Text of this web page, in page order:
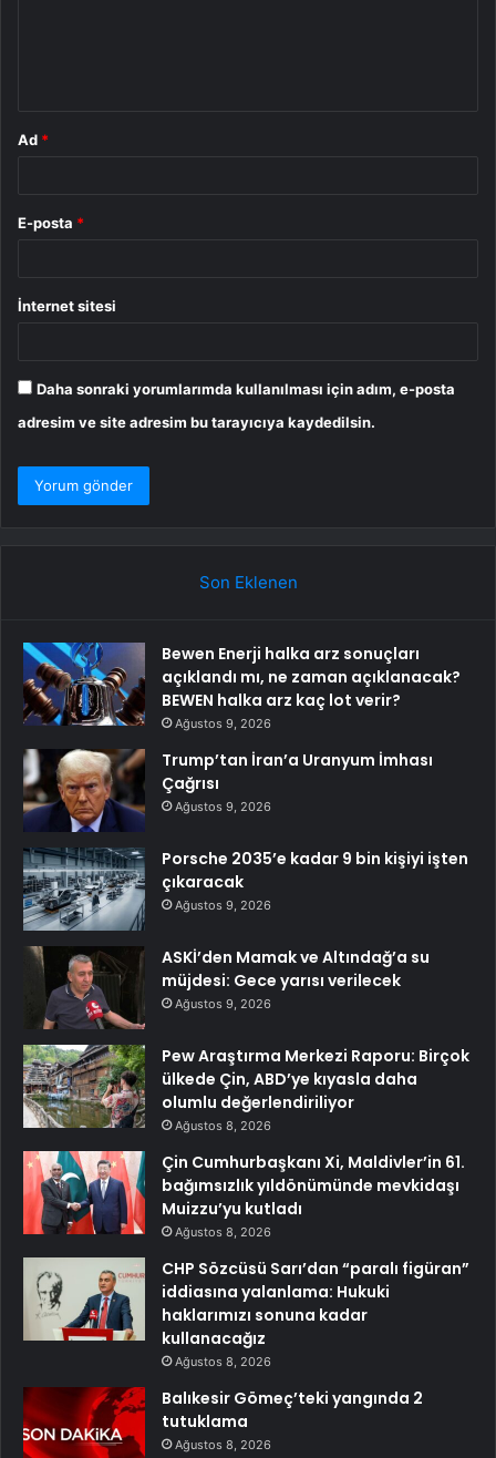
Ad *
E-posta *
İnternet sitesi
Daha sonraki yorumlarımda kullanılması için adım, e-posta
adresim ve site adresim bu tarayıcıya kaydedilsin.
Son Eklenen
Bewen Enerji halka arz sonuçları
açıklandı mı, ne zaman açıklanacak?
BEWEN halka arz kaç lot verir?
Ağustos 9, 2026
Trump’tan İran’a Uranyum İmhası
Çağrısı
Ağustos 9, 2026
Porsche 2035’e kadar 9 bin kişiyi işten
çıkaracak
Ağustos 9, 2026
ASKİ’den Mamak ve Altındağ’a su
müjdesi: Gece yarısı verilecek
Ağustos 9, 2026
Pew Araştırma Merkezi Raporu: Birçok
ülkede Çin, ABD’ye kıyasla daha
olumlu değerlendiriliyor
Ağustos 8, 2026
Çin Cumhurbaşkanı Xi, Maldivler’in 61.
bağımsızlık yıldönümünde mevkidaşı
Muizzu’yu kutladı
Ağustos 8, 2026
CHP Sözcüsü Sarı’dan “paralı figüran”
iddiasına yalanlama: Hukuki
haklarımızı sonuna kadar
kullanacağız
Ağustos 8, 2026
Balıkesir Gömeç’teki yangında 2
tutuklama
Ağustos 8, 2026